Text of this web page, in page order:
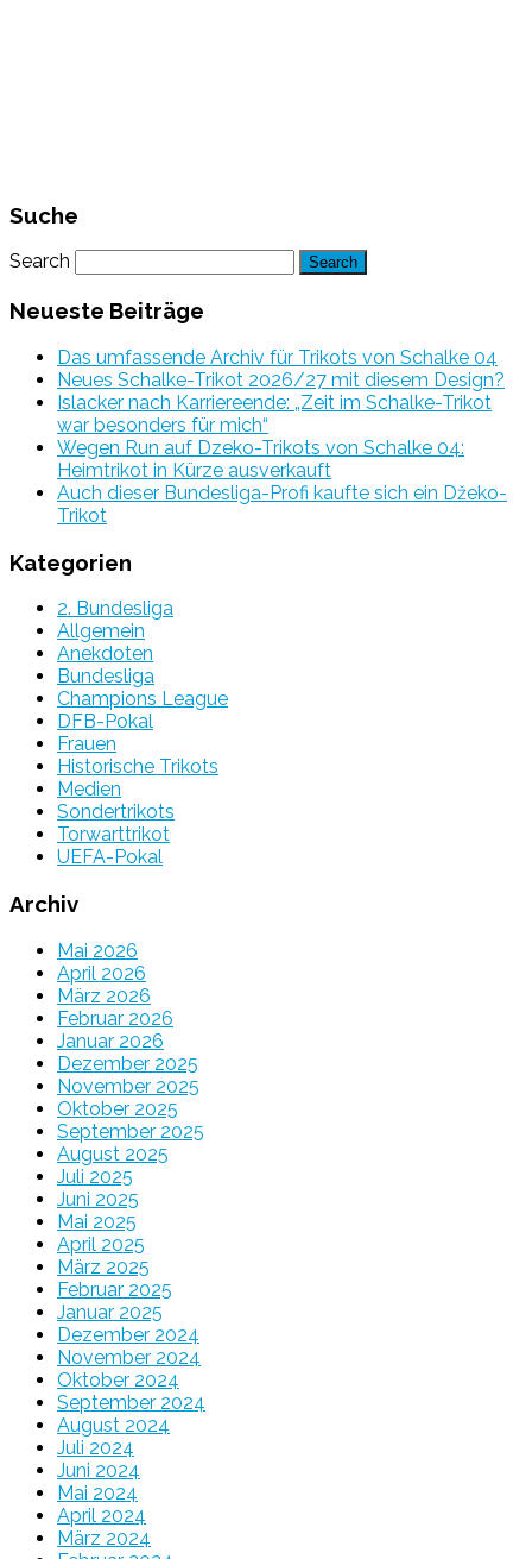
Suche
Search
Neueste Beiträge
Das umfassende Archiv für Trikots von Schalke 04
Neues Schalke-Trikot 2026/27 mit diesem Design?
Islacker nach Karriereende: „Zeit im Schalke-Trikot
war besonders für mich“
Wegen Run auf Dzeko-Trikots von Schalke 04:
Heimtrikot in Kürze ausverkauft
Auch dieser Bundesliga-Profi kaufte sich ein Džeko-
Trikot
Kategorien
2. Bundesliga
Allgemein
Anekdoten
Bundesliga
Champions League
DFB-Pokal
Frauen
Historische Trikots
Medien
Sondertrikots
Torwarttrikot
UEFA-Pokal
Archiv
Mai 2026
April 2026
März 2026
Februar 2026
Januar 2026
Dezember 2025
November 2025
Oktober 2025
September 2025
August 2025
Juli 2025
Juni 2025
Mai 2025
April 2025
März 2025
Februar 2025
Januar 2025
Dezember 2024
November 2024
Oktober 2024
September 2024
August 2024
Juli 2024
Juni 2024
Mai 2024
April 2024
März 2024